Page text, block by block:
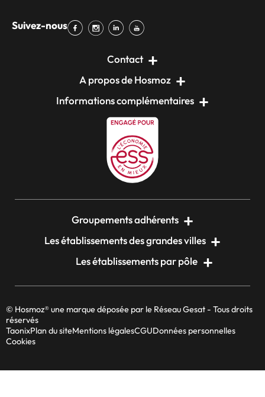
Suivez-nous
Contact
A propos de Hosmoz
Informations complémentaires
Groupements adhérents
Les établissements des grandes villes
Les établissements par pôle
© Hosmoz® une marque déposée par le Réseau Gesat - Tous droits
réservés
TaonixPlan du siteMentions légalesCGUDonnées personnelles
Cookies